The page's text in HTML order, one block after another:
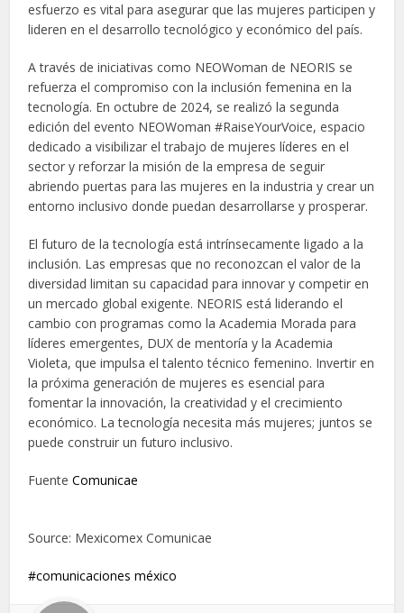
esfuerzo es vital para asegurar que las mujeres participen y
lideren en el desarrollo tecnológico y económico del país.
A través de iniciativas como NEOWoman de NEORIS se
refuerza el compromiso con la inclusión femenina en la
tecnología. En octubre de 2024, se realizó la segunda
edición del evento NEOWoman #RaiseYourVoice, espacio
dedicado a visibilizar el trabajo de mujeres líderes en el
sector y reforzar la misión de la empresa de seguir
abriendo puertas para las mujeres en la industria y crear un
entorno inclusivo donde puedan desarrollarse y prosperar.
El futuro de la tecnología está intrínsecamente ligado a la
inclusión. Las empresas que no reconozcan el valor de la
diversidad limitan su capacidad para innovar y competir en
un mercado global exigente. NEORIS está liderando el
cambio con programas como la Academia Morada para
líderes emergentes, DUX de mentoría y la Academia
Violeta, que impulsa el talento técnico femenino. Invertir en
la próxima generación de mujeres es esencial para
fomentar la innovación, la creatividad y el crecimiento
económico. La tecnología necesita más mujeres; juntos se
puede construir un futuro inclusivo.
FuenteComunicae
Source: Mexicomex Comunicae
comunicaciones méxico